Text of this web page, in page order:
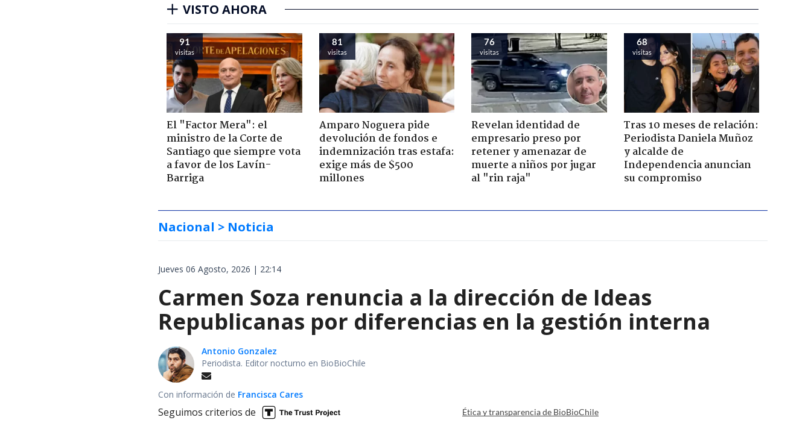
VISTO AHORA
91
visitas
El "Factor Mera": el
ministro de la Corte de
Santiago que siempre vota
a favor de los Lavín-
Barriga
81
visitas
Amparo Noguera pide
devolución de fondos e
indemnización tras estafa:
exige más de $500
millones
76
visitas
Revelan identidad de
empresario preso por
retener y amenazar de
muerte a niños por jugar
al "rin raja"
68
visitas
Tras 10 meses de relación:
Periodista Daniela Muñoz
y alcalde de
Independencia anuncian
su compromiso
Nacional > Noticia
Jueves 06 Agosto, 2026 | 22:14
Carmen Soza renuncia a la dirección de Ideas
Republicanas por diferencias en la gestión interna
Antonio Gonzalez
Periodista. Editor nocturno en BioBioChile
Con información de Francisca Cares
Seguimos criterios de Ética y transparencia de BioBioChile